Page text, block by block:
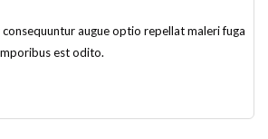
augue optio repellat maleri fuga
est odito.